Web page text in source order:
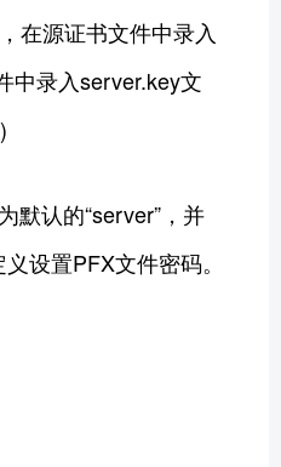
在源证书文件中录入
中录入server.key文
默认的“server”，并
设置PFX文件密码。